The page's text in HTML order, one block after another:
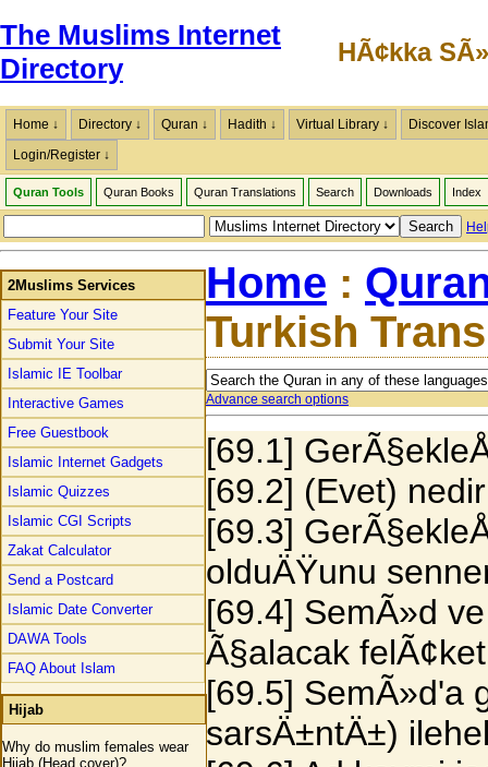
The Muslims Internet
Directory
HÃ¢kka
Home ↓ Directory ↓ Quran ↓ Hadith ↓ Virtual Library ↓
Discover
Login/Register ↓
Quran Tools Quran Books Quran Translations Search Downloads Index
2Muslims Services
Feature Your Site
Submit Your Site
Islamic IE Toolbar
Interactive Games
Free Guestbook
Islamic Internet Gadgets
Islamic Quizzes
Islamic CGI Scripts
Zakat Calculator
Send a Postcard
Islamic Date Converter
DAWA Tools
FAQ About Islam
Hijab
Why do muslim females wear
Hijab (Head cover)?
Home :
Turkish
Advance search options
[69.1]
[69.2] (Evet)
[69.3]
olduÄŸunu
[69.4] SemÃ»d
Ã§alacak
[69.5] SemÃ»d'a
sarsÄ±ntÄ±)